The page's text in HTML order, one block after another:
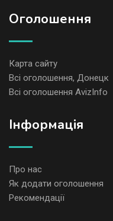
Оголошення
Карта сайту
Всі оголошення, Донецк
Всі оголошення AvizInfo
Iнформація
Про нас
Як додати оголошення
Рекомендації